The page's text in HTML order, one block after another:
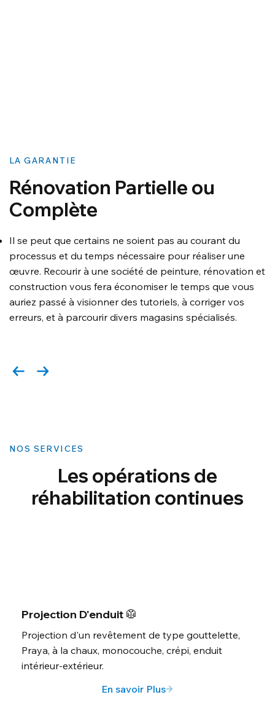
LA GARANTIE
Rénovation Partielle ou
Complète
Il se peut que certains ne soient pas au courant du
processus et du temps nécessaire pour réaliser une
œuvre. Recourir à une société de peinture, rénovation et
construction vous fera économiser le temps que vous
auriez passé à visionner des tutoriels, à corriger vos
erreurs, et à parcourir divers magasins spécialisés.
NOS SERVICES
Les opérations de
réhabilitation continues
Projection D'enduit 🥼
Projection d'un revêtement de type gouttelette,
Praya, à la chaux, monocouche, crépi, enduit
intérieur-extérieur.
En savoir Plus